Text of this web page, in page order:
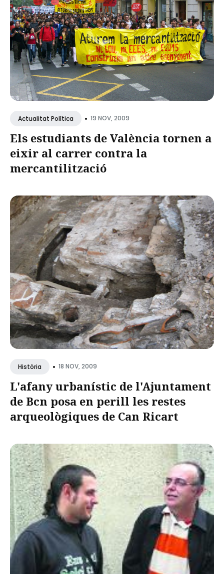
Actualitat Política • 19 NOV, 2009
Els estudiants de València tornen a
eixir al carrer contra la
mercantilització
Història • 18 NOV, 2009
L'afany urbanístic de l'Ajuntament
de Bcn posa en perill les restes
arqueològiques de Can Ricart